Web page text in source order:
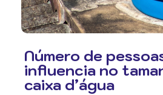
Número de
influencia no
caixa d’água